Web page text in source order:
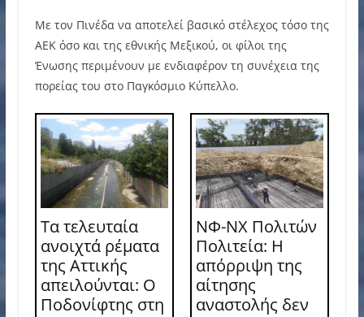
Με τον Πινέδα να αποτελεί βασικό στέλεχος τόσο της
ΑΕΚ όσο και της εθνικής Μεξικού, οι φίλοι της
Ένωσης περιμένουν με ενδιαφέρον τη συνέχεια της
πορείας του στο Παγκόσμιο Κύπελλο.
Τα τελευταία
ανοιχτά ρέματα
της Αττικής
απειλούνται: Ο
Ποδονίφτης στη
ΝΦ-ΝΧ Πολιτών
Πολιτεία: Η
απόρριψη της
αίτησης
αναστολής δεν